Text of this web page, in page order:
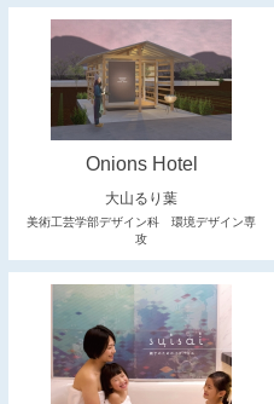
Onions Hotel
大山るり葉
美術工芸学部デザイン科 環境デザイン専
攻